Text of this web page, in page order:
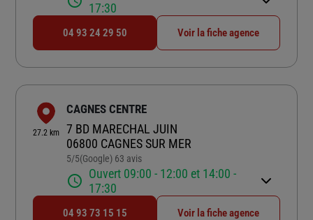
17:30
04 93 24 29 50 Voir la fiche agence
27.2 km
CAGNES CENTRE
7 BD MARECHAL JUIN
06800 CAGNES SUR MER
5/5Note de 5 sur 5
(Google) 63 avis
Ouvert 09:00 - 12:00 et 14:00 -
17:30
04 93 73 15 15 Voir la fiche agence